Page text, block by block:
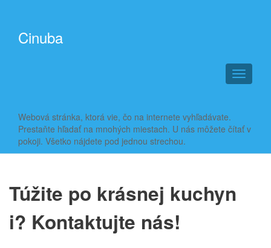
Cinuba
T
o
e
Webová stránka, ktorá vie, čo na internete vyhľadávate.
Prestaňte hľadať na mnohých miestach. U nás môžete čítať v
pokoji. Všetko nájdete pod jednou strechou.
Túžite po krásnej kuchyn
i? Kontaktujte nás!